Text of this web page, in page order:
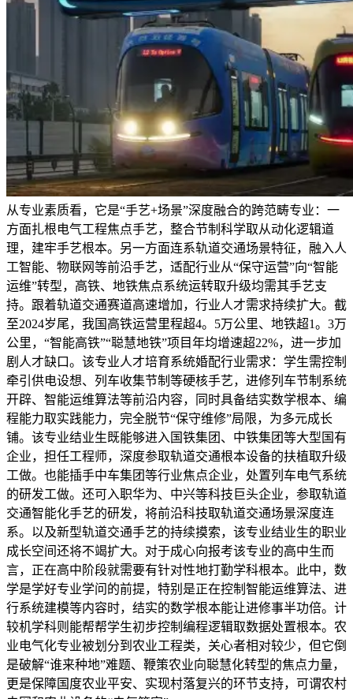
从专业素质看，它是“手艺+场景”深度融合的跨范畴专业：一
方面扎根电气工程焦点手艺，整合节制科学取从动化逻辑道
理，建牢手艺根本。另一方面连系轨道交通场景特征，融入人
工智能、物联网等前沿手艺，适配行业从“保守运营”向“智能
运维”转型，高铁、地铁焦点系统运转取升级均需其手艺支
持。跟着轨道交通赛道高速增加，行业人才需求持续扩大。截
至2024岁尾，我国高铁运营里程超4。5万公里、地铁超1。3万
公里，“智能高铁”“聪慧地铁”项目年均增速超22%，进一步加
剧人才缺口。该专业人才培育系统婚配行业需求：学生需控制
牵引供电设想、列车收集节制等硬核手艺，进修列车节制系统
开辟、智能运维算法等前沿内容，同时具备结实数学根本、编
程能力取实践能力，完全脱节“保守维修”局限，为多元成长
铺。该专业结业生既能够进入国铁集团、中铁集团等大型国有
企业，担任工程师，深度参取轨道交通根本设备的扶植取升级
工做。也能插手中车集团等行业焦点企业，处置列车电气系统
的研发工做。还可入职华为、中兴等科技巨头企业，参取轨道
交通智能化手艺的研发，将前沿科技取轨道交通场景深度连
系。以及新型轨道交通手艺的持续摸索，该专业结业生的职业
成长空间还将不竭扩大。对于成心向报考该专业的高中生而
言，正在高中阶段就需要有针对性地打勤学科根本。此中，数
学是学好专业学问的前提，特别是正在控制智能运维算法、进
行系统建模等内容时，结实的数学根本能让进修事半功倍。计
较机学科则能帮帮学生初步控制编程逻辑取数据处置根本。农
业电气化专业被划分到农业工程类，关心者相对较少，但它倒
是破解“谁来种地”难题、鞭策农业向聪慧化转型的焦点力量，
更是保障国度农业平安、实现村落复兴的环节支持，可谓农村